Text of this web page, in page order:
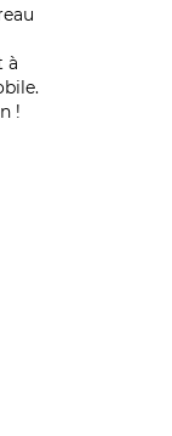
à
!